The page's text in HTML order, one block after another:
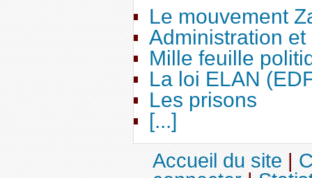
Le mouvement
Administration
Mille feuille
La loi ELAN
Les prisons
[...]
Accueil du site|